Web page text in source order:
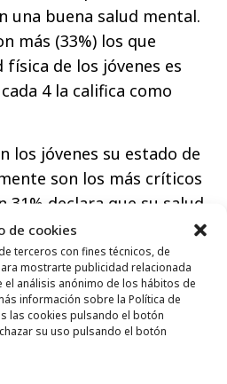
de cookies
terceros con fines técnicos, de
mostrarte publicidad relacionada
análisis anónimo de los hábitos de
información sobre la Política de
las cookies pulsando el botón
su uso pulsando el botón
una buena salud mental.
más (33%) los que
física de los jóvenes es
4 la califica como
los jóvenes su estado de
son los más críticos
31% declara que su salud
a un 29% que la
tienen que valorar su
son aún peores, el 55%
un 17% considera que